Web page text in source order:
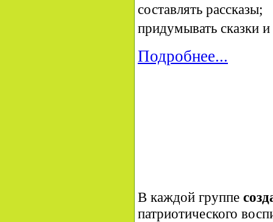
составлять рассказы;
придумывать сказки
Подробнее...
В каждой группе
патриотического